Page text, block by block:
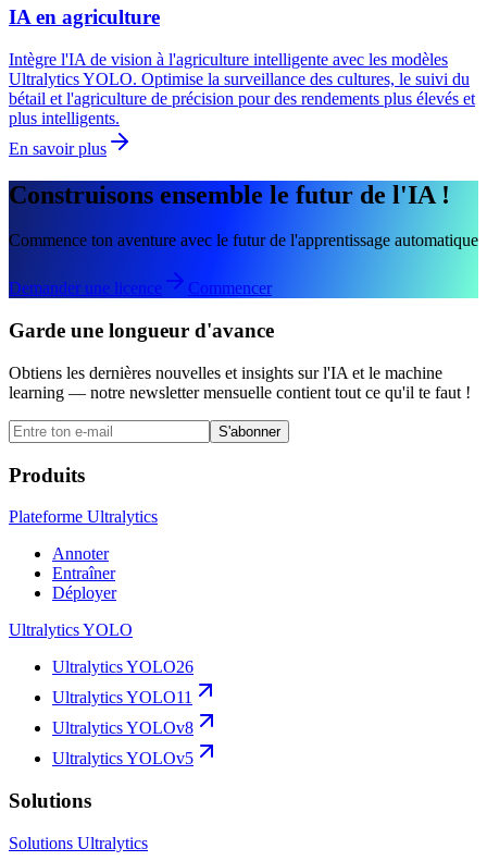
IA en agriculture
Intègre l'IA de vision à l'agriculture intelligente avec les modèles
Ultralytics YOLO. Optimise la surveillance des cultures, le suivi du
bétail et l'agriculture de précision pour des rendements plus élevés et
plus intelligents.
En savoir plus
Construisons ensemble le futur de l'IA !
Commence ton aventure avec le futur de l'apprentissage automatique
Demander une licence Commencer
Garde une longueur d'avance
Obtiens les dernières nouvelles et insights sur l'IA et le machine
learning — notre newsletter mensuelle contient tout ce qu'il te faut !
S'abonner
Produits
Plateforme Ultralytics
Annoter
Entraîner
Déployer
Ultralytics YOLO
Ultralytics YOLO26
Ultralytics YOLO11
Ultralytics YOLOv8
Ultralytics YOLOv5
Solutions
Solutions Ultralytics